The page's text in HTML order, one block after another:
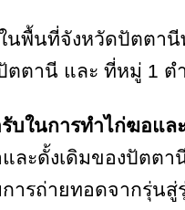
นพื้นที่จังหวัดปัตตา
ตตานี และ ที่หมู่ 1
บในการทำไก่ฆอแ
ละดั้งเดิมของปัตต
ารถ่ายทอดจากรุ่น